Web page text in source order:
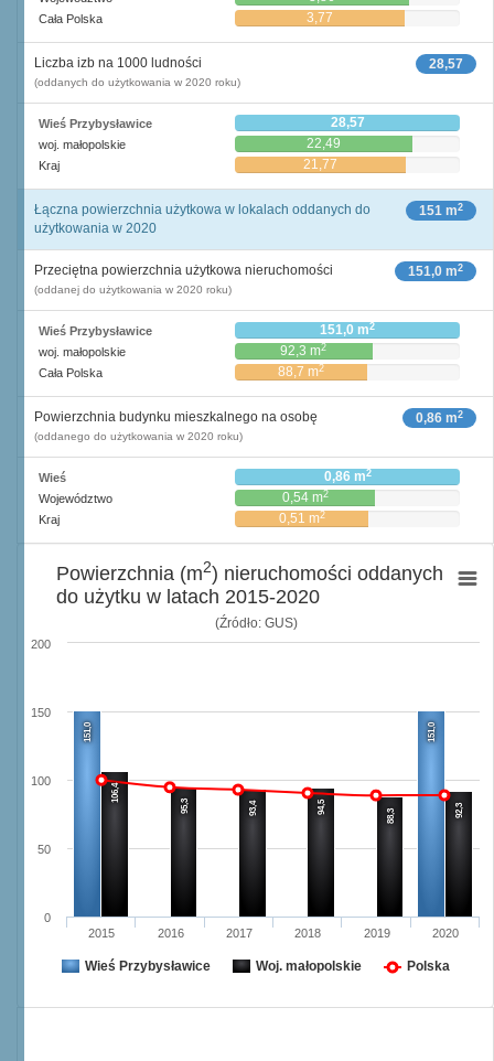
Cała Polska 3,77
28,57
Liczba izb na 1000 ludności
(oddanych do użytkowania w 2020 roku)
Wieś Przybysławice 28,57
woj. małopolskie 22,49
Kraj 21,77
151 m2
Łączna powierzchnia użytkowa w lokalach oddanych do
użytkowania w 2020
151,0 m2
Przeciętna powierzchnia użytkowa nieruchomości
(oddanej do użytkowania w 2020 roku)
Wieś Przybysławice 151,0 m2
woj. małopolskie 92,3 m2
Cała Polska 88,7 m2
0,86 m2
Powierzchnia budynku mieszkalnego na osobę
(oddanego do użytkowania w 2020 roku)
Wieś 0,86 m2
Województwo 0,54 m2
Kraj 0,51 m2
(Źródło: GUS)
151,0 151,0
106,4
95,3 93,4 94,5
88,3 92,3
2015 2016 2017 2018 2019 2020
0
50
100
150
200
Powierzchnia (m2) nieruchomości oddanych
do użytku w latach 2015-2020
Wieś Przybysławice Woj. małopolskie Polska